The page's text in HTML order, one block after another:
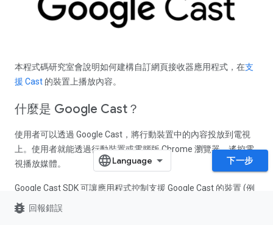
本程式碼研究室會說明如何建構自訂網頁接收器應用程式，在支
援 Cast 的裝置上播放內容。
什麼是 Google Cast？
使用者可以透過 Google Cast，將行動裝置中的內容投放到電視
上。使用者就能透過行動裝置或電腦版 Chrome 瀏覽器，遙控電
視播放媒體。
Google Cast SDK 可讓應用程式控制支援 Google Cast 的裝置 (例
如電視或音響系統)。Cast SDK 會根據
下一步
bug_report 回報錯誤